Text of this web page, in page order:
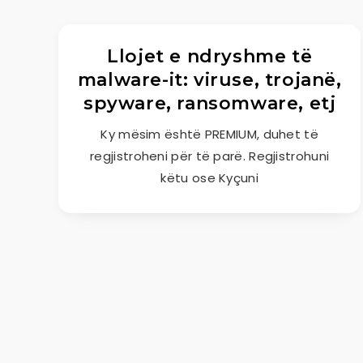
Llojet e ndryshme të
malware-it: viruse, trojanë,
spyware, ransomware, etj
Ky mësim është PREMIUM, duhet të
regjistroheni për të parë. Regjistrohuni
këtu ose Kyçuni